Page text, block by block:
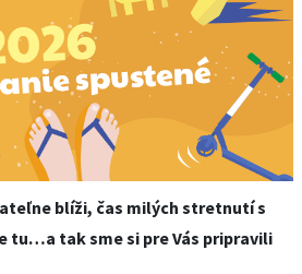
blíži, čas milých stretnutí s
tu…a tak sme si pre Vás pripravili